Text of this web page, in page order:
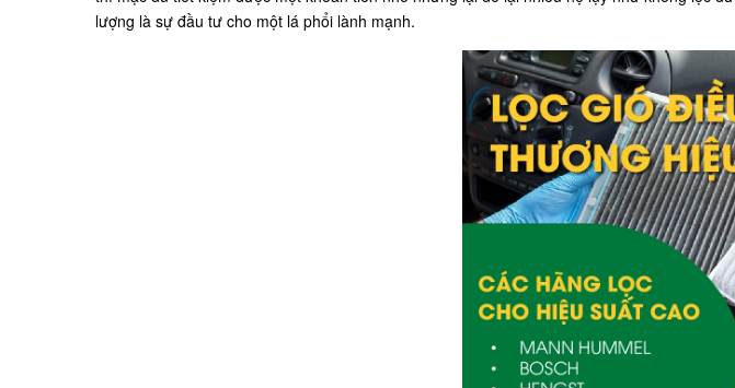
lượng là sự đầu tư cho một lá phổi lành mạnh.